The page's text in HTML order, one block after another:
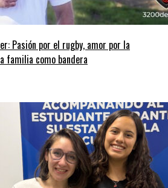
Pasión por el rugby, amor por la
familia como bandera